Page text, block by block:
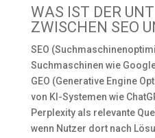
WAS IST DER
ZWISCHEN SEO
SEO
Suchmaschinen wie
GEO (Generative Engine
von KI-Systemen wie
Perplexity als relevante
wenn Nutzer dort nach